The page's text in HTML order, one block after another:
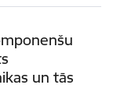
un tās